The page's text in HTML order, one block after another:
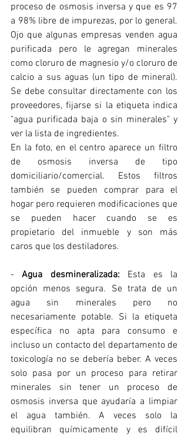
proceso de osmosis inversa y que es 97
a 98% libre de impurezas, por lo general.
Ojo que algunas empresas venden agua
purificada pero le agregan minerales
como cloruro de magnesio y/o cloruro de
calcio a sus aguas (un tipo de mineral).
Se debe consultar directamente con los
proveedores, fijarse si la etiqueta indica
"agua purificada baja o sin minerales" y
ver la lista de ingredientes.
En la foto, en el centro aparece un filtro
de osmosis inversa de tipo
domiciliario/comercial. Estos filtros
también se pueden comprar para el
hogar pero requieren modificaciones que
se pueden hacer cuando se es
propietario del inmueble y son más
caros que los destiladores.
- Agua desmineralizada: Esta es la
opción menos segura. Se trata de un
agua sin minerales pero no
necesariamente potable. Si la etiqueta
específica no apta para consumo e
incluso un contacto del departamento de
toxicología no se debería beber. A veces
solo pasa por un proceso para retirar
minerales sin tener un proceso de
osmosis inversa que ayudaría a limpiar
el agua también. A veces solo la
equilibran químicamente y es difícil